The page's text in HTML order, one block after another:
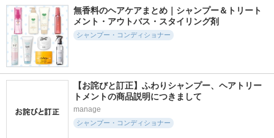
ンドメルティライト
シャンプー／トリー
トメント
UNIPLEX
ートメント
Straine
アマスク テンダー
ブルーム
UNOVE
4.9
1591件
エッセンシャルプレ
エッセンスインヘア
無香料のヘアケアまとめ｜シャンプー＆トリート
メント・アウトバス・スタイリング剤
シャンプー・コンディショナー
【お詫びと訂正】ふわりシャンプー、ヘアトリー
トメントの商品説明につきまして
manage
シャンプー・コンディショナー